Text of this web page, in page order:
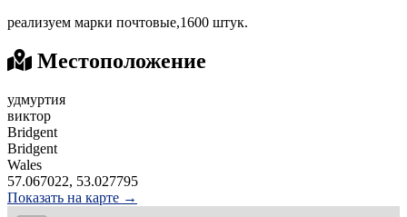
реализуем марки почтовые,1600 штук.
Местоположение
удмуртия
виктор
Bridgent
Bridgent
Wales
57.067022, 53.027795
Показать на карте →